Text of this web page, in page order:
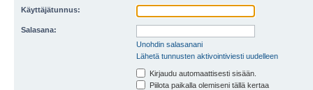
Käyttäjätunnus:
Salasana:
Unohdin salasanani
Lähetä tunnusten aktivointiviesti uudelleen
Kirjaudu automaattisesti sisään.
Piilota paikalla olemiseni tällä kertaa